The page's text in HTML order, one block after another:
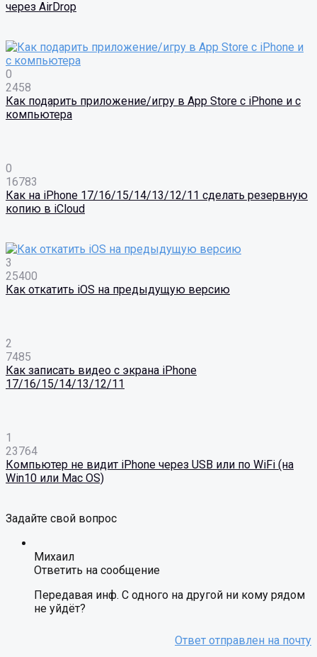
через AirDrop
0
2458
Как подарить приложение/игру в App Store с iPhone и с
компьютера
0
16783
Как на iPhone 17/16/15/14/13/12/11 сделать резервную
копию в iCloud
3
25400
Как откатить iOS на предыдущую версию
2
7485
Как записать видео с экрана iPhone
17/16/15/14/13/12/11
1
23764
Компьютер не видит iPhone через USB или по WiFi (на
Win10 или Mac OS)
Задайте свой вопрос
Михаил
Ответить на сообщение
Передавая инф. С одного на другой ни кому рядом
не уйдёт?